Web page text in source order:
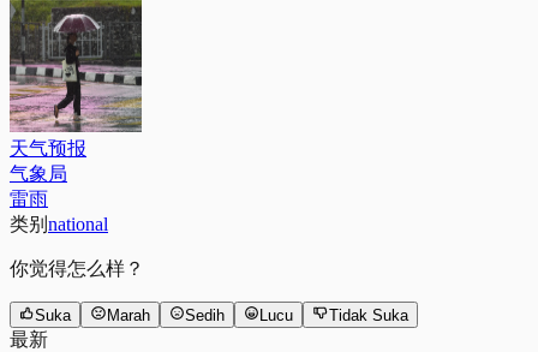
天气预报
气象局
雷雨
类别 national
你觉得怎么样？
Suka Marah Sedih Lucu Tidak Suka
最新